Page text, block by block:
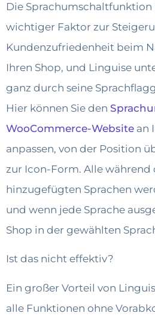
Die Sprachumschaltfunktion
wichtiger Faktor zur
Kundenzufriedenheit beim
Ihren Shop, und Linguise
ganz durch seine
Hier können Sie den
WooCommerce-Website an
anpassen, von der Position
zur Icon-Form. Alle während
hinzugefügten Sprachen
und wenn jede Sprache
Shop in der gewählten
Ist das nicht effektiv?
Ein großer Vorteil von
alle Funktionen ohne